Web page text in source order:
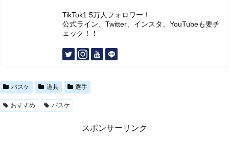
TikTok1.5万人フォロワー！
公式ライン、Twitter、インスタ、YouTubeも要チ
ェック！！
バスケ 道具 選手
おすすめ バスケ
スポンサーリンク